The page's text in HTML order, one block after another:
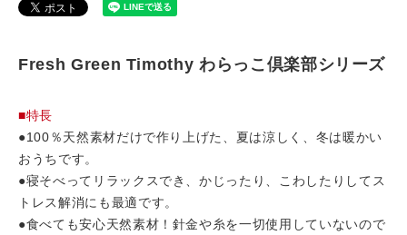
Fresh Green Timothy わらっこ倶楽部シリーズ
■特長
●100％天然素材だけで作り上げた、夏は涼しく、冬は暖かい
おうちです。
●寝そべってリラックスでき、かじったり、こわしたりしてス
トレス解消にも最適です。
●食べても安心天然素材！針金や糸を一切使用していないので